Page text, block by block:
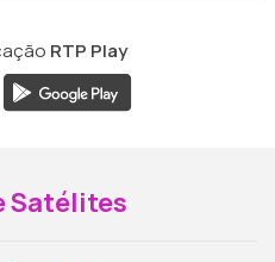
RTP Play
Satélites